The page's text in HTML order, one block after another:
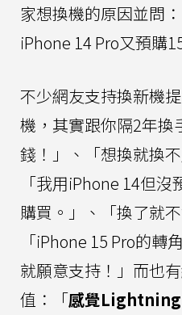
家想換機的原因並問
iPhone 14 Pro又預購
不少網友支持換新機
機，其實跟你隔2年換
錢！」、「想換就換
「我用iPhone 14但
購買。」、「換了就
「iPhone 15 Pro的轉
就願意支持！」而也
值：「感覺Lightning